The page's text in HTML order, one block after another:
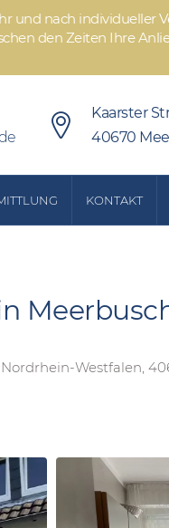
und nach individueller
den Zeiten Ihre
Kaarster
40670
KONTAKT
Westfalen,